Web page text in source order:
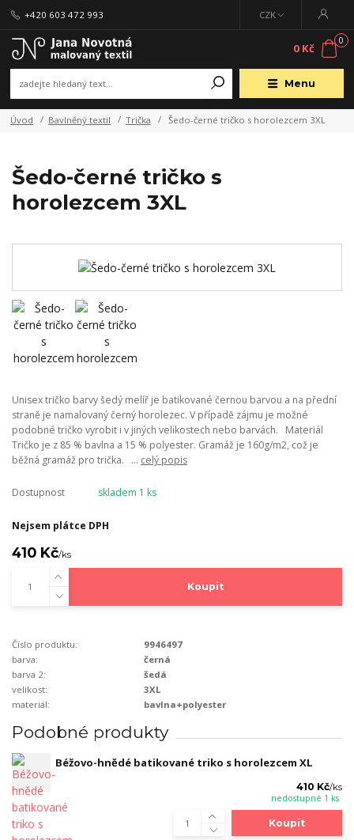
Menu
CZK
+420 603 472 993
0
0 Kč
Úvod Bavlněný textil Trička Šedo-černé tričko s horolezcem 3XL
Šedo-černé tričko s
horolezcem 3XL
Unisex tričko barvy šedý melíř je batikované černou barvou a na přední
straně je namalovaný černý horolezec. V případě zájmu je možné
podobné tričko vyrobit i v jiných velikostech nebo barvách. Materiál
Tričko je z 85 % bavlna a 15 % polyester. Gramáž je 160g/m2, což je
běžná gramáž pro trička. ... celý popis
Dostupnost skladem 1 ks
Nejsem plátce DPH
410 Kč/ks
Koupit
Číslo produktu:
9946497
barva:
černá
barva 2:
šedá
velikost:
3XL
materiál:
bavlna+polyester
Podobné produkty
Béžovo-hnědé batikované triko s horolezcem XL
410 Kč/ks
nedostupné 1 ks
Koupit